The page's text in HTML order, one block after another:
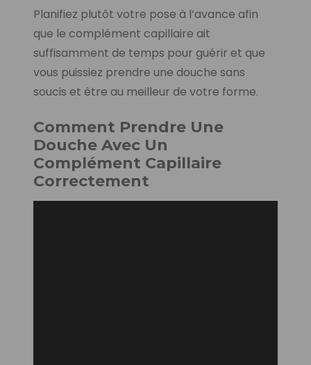
Planifiez plutôt votre pose à l’avance afin
que le complément capillaire ait
suffisamment de temps pour guérir et que
vous puissiez prendre une douche sans
soucis et être au meilleur de votre forme.
Comment Prendre Une
Douche Avec Un
Complément Capillaire
Correctement